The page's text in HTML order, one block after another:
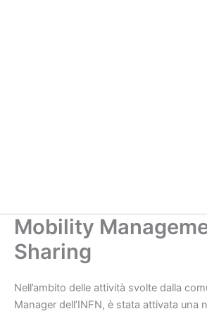
Mobility
Sharing
Nell’ambito delle attività svolte dalla
Manager dell’INFN, è stata attivata una